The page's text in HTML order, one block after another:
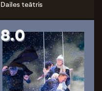
Dailes teātris
8.0